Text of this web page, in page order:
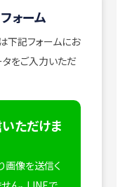
ォーム
下記フォームにお
をご入力いただ
ただけま
像を送信く